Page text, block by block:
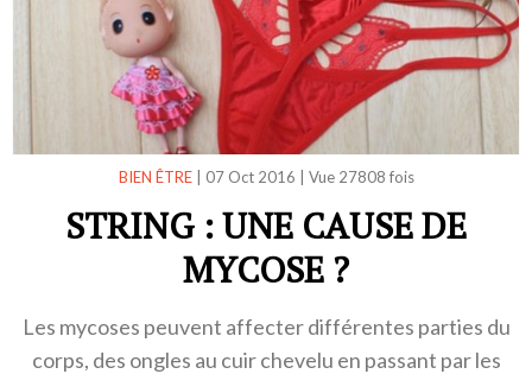
BIEN ÊTRE| 07 Oct 2016 Vue 27808 fois
STRING : UNE CAUSE DE
MYCOSE ?
Les mycoses peuvent affecter différentes parties du
corps, des ongles au cuir chevelu en passant par les